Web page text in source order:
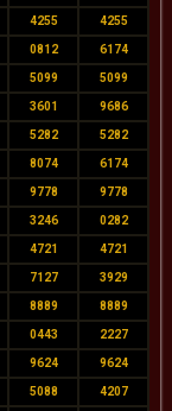
4255 4255
0812 6174
5099 5099
3601 9686
5282 5282
8074 6174
9778 9778
3246 0282
4721 4721
7127 3929
8889 8889
0443 2227
9624 9624
5088 4207